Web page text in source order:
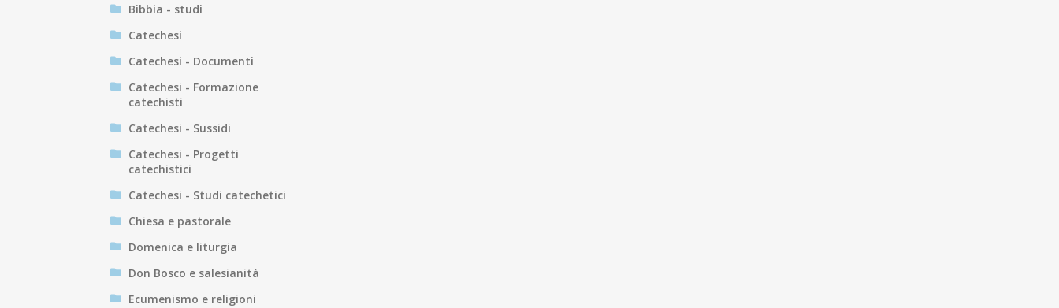
Bibbia - studi
Catechesi
Catechesi - Documenti
Catechesi - Formazione
catechisti
Catechesi - Sussidi
Catechesi - Progetti
catechistici
Catechesi - Studi catechetici
Chiesa e pastorale
Domenica e liturgia
Don Bosco e salesianità
Ecumenismo e religioni